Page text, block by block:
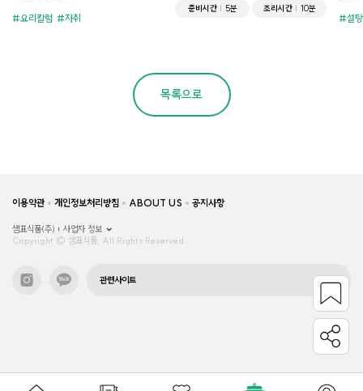
요리칼럼 자취
준비시간 5분 조리시간 10분
설탕
목록으로
이용약관 개인정보처리방침 ABOUT US 공지사항
샘표식품(주)
사업자 정보
Copyright © 샘표식품, All Rights Reserved.
관련사이트